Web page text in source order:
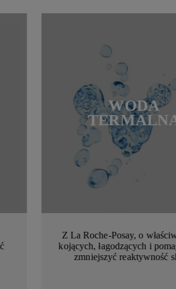
WODA
Z La Roche-Posay, o
kojących, łagodzących i
zmniejszyć reaktywność